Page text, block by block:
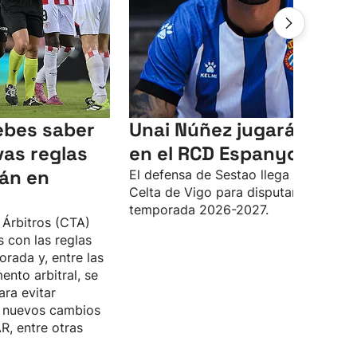
saber
reglas
en
(CTA)
con las reglas
y, entre las
arbitral, se
evitar
cambios
entre otras
Unai Núñez jugará
en el RCD Espanyol
El defensa de Sestao llega desde el
Celta de Vigo para disputar la
temporada 2026-2027.